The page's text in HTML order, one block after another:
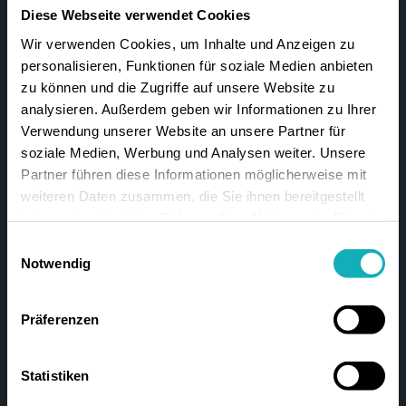
Diese Webseite verwendet Cookies
Wir verwenden Cookies, um Inhalte und Anzeigen zu
personalisieren, Funktionen für soziale Medien anbieten
zu können und die Zugriffe auf unsere Website zu
analysieren. Außerdem geben wir Informationen zu Ihrer
Verwendung unserer Website an unsere Partner für
soziale Medien, Werbung und Analysen weiter. Unsere
Partner führen diese Informationen möglicherweise mit
weiteren Daten zusammen, die Sie ihnen bereitgestellt
Notwendig
Präferenzen
Statistiken
in einem anderen
vergleichbaren handwerklich-
technischen Beruf
Sichere Sprachkenntnisse in
Deutsch
Mehrere Jahre
Berufserfahrung im Handwerk
oder als Haustechniker:in
Körperliche Eignung zur
Tätigkeiten
Organisationstalent
Flexibilität, Zuverlässigkeit